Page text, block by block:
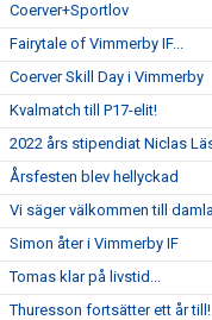
Coerver+Sportlov
Fairytale of Vimmerby IF...
Coerver Skill Day i Vimmerby
Kvalmatch till P17-elit!
2022 års stipendiat Niclas
Årsfesten blev hellyckad
Vi säger välkommen till
Simon åter i Vimmerby IF
Tomas klar på livstid...
Thuresson fortsätter ett år till!